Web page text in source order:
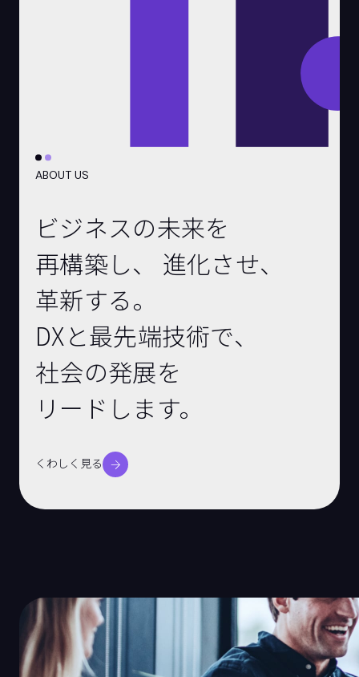
ABOUT US
ビジネスの未来を
再構築し、 進化させ、
革新する。
DXと最先端技術で、
社会の発展を
リードします。
くわしく見る